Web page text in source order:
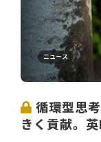
ニュース
循環型思
きく貢献。